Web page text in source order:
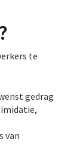
te
gedrag
van